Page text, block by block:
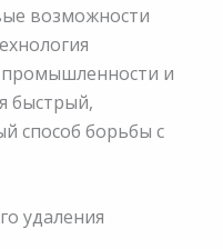
возможности
промышленности и
быстрый,
способ борьбы с
удаления